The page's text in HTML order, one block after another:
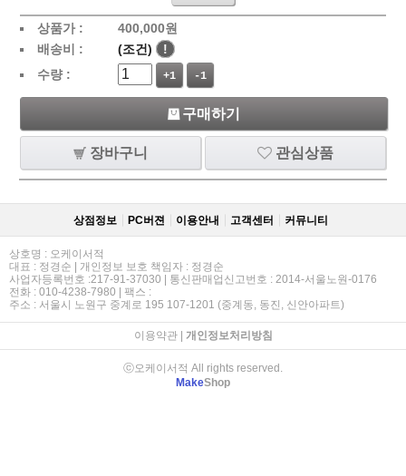
상품가 : 400,000원
배송비 :
(조건)
!
수량 :
+1 -1
구매하기
장바구니 관심상품
상점정보 PC버젼 이용안내 고객센터 커뮤니티
상호명 : 오케이서적
대표 : 정경순 | 개인정보 보호 책임자 : 정경순
사업자등록번호 :217-91-37030 | 통신판매업신고번호 : 2014-서울노원-0176
전화 : 010-4238-7980 | 팩스 :
주소 : 서울시 노원구 중계로 195 107-1201 (중계동, 동진, 신안아파트)
이용약관| 개인정보처리방침
ⓒ오케이서적 All rights reserved.
MakeShop